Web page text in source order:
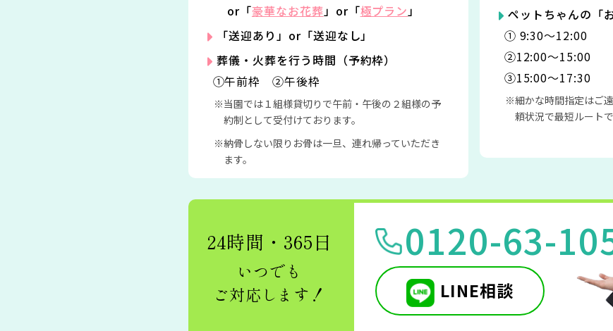
or「豪華なお花葬」or「極プラン」
「送迎あり」or「送迎なし」
葬儀・火葬を行う時間（予約枠）
①午前枠 ②午後枠
当園では１組様貸切りで午前・午後の２組様の予
約制として受付けております。
納骨しない限りお骨は一旦、連れ帰っていただき
ます。
ペットちゃんの「
① 9:30〜12:00
②12:00〜15:00
③15:00〜17:30
細かな時間指定はご
頼状況で最短ルート
24時間・365日
いつでも
ご対応します！
0120-63-
LINE相談